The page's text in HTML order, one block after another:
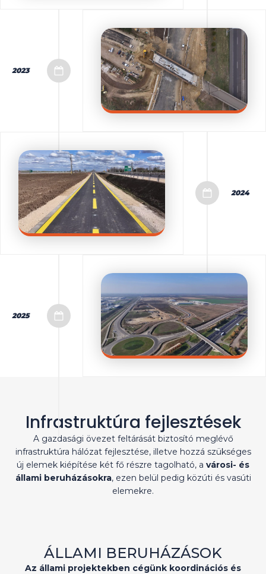
2023
2024
2025
Infrastruktúra fejlesztések
A gazdasági övezet feltárását biztosító meglévő
infrastruktúra hálózat fejlesztése, illetve hozzá szükséges
új elemek kiépítése két fő részre tagolható, a városi- és
állami beruházásokra, ezen belül pedig közúti és vasúti
elemekre.
ÁLLAMI BERUHÁZÁSOK
Az állami projektekben cégünk koordinációs és